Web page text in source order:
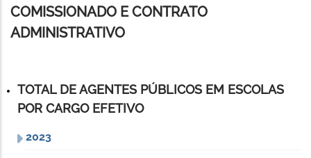
COMISSIONADO E CONTRATO
ADMINISTRATIVO
TOTAL DE AGENTES PÚBLICOS EM ESCOLAS
POR CARGO EFETIVO
2023